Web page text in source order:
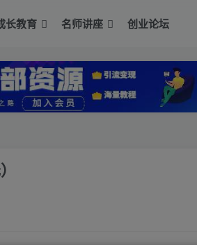
长教育 名师讲座 创业论坛